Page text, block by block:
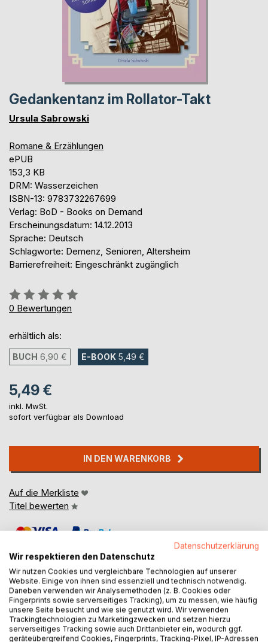
Gedankentanz im Rollator-Takt
Ursula Sabrowski
Romane & Erzählungen
ePUB
153,3 KB
DRM: Wasserzeichen
ISBN-13: 9783732267699
Verlag: BoD - Books on Demand
Erscheinungsdatum: 14.12.2013
Sprache: Deutsch
Schlagworte: Demenz, Senioren, Altersheim
Barrierefreiheit: Eingeschränkt zugänglich
Bewertung::
0%
0 Bewertungen
erhältlich als:
BUCH 6,90 € E-BOOK 5,49 €
5,49 €
inkl. MwSt.
sofort verfügbar als Download
IN DEN WARENKORB
Auf die Merkliste
Titel bewerten
BESCHREIBUNG
Mathilde Schnellwitz lebt seit einigen Monaten im
Datenschutzerklärung
Wir respektieren den Datenschutz
Wir nutzen Cookies und vergleichbare Technologien auf unserer
Website. Einige von ihnen sind essenziell und technisch notwendig.
Daneben verwenden wir Analysemethoden (z. B. Cookies oder
Fingerprints sowie serverseitiges Tracking), um zu messen, wie häufig
unsere Seite besucht und wie sie genutzt wird. Wir verwenden
Trackingtechnologien zu Marketingzwecken und setzen hierzu
serverseitiges Tracking sowie auch Drittanbieter ein, wodurch ggf.
geräteübergreifend Cookies, Fingerprints, Tracking-Pixel, IP-Adressen